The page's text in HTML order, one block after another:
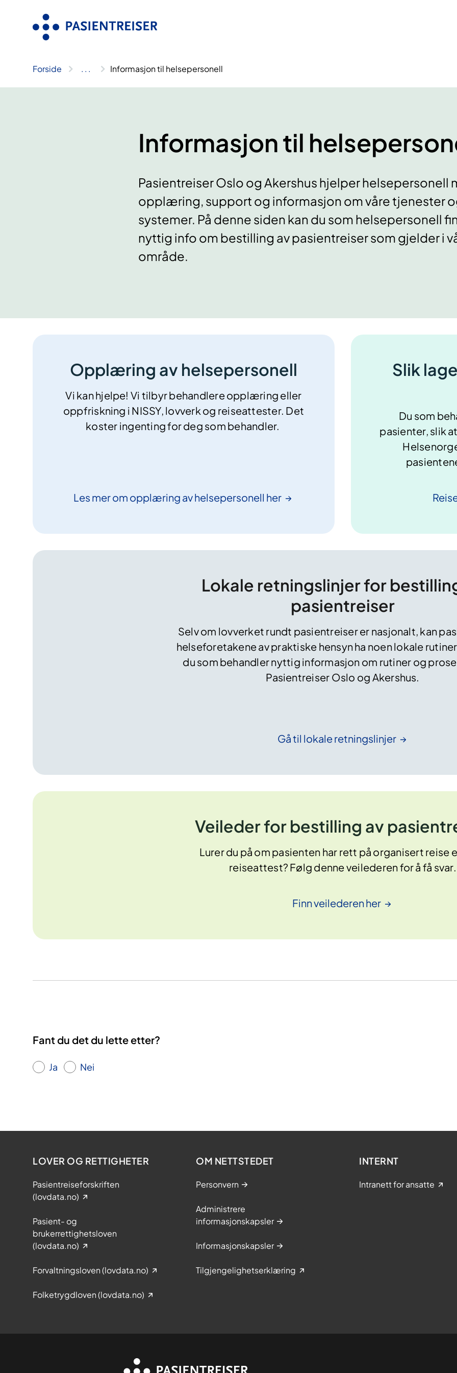
Forside .. . Informasjon til helsepersonell​
Informasjon til
Pasientreiser Oslo og Akershus hjelper helsepersonell
opplæring, support og informasjon om våre tjenester
systemer. På denne siden kan du som helsepersonell
nyttig info om bestilling av pasientreiser som gjelder i
område.
Opplæring av helsepersonell
Vi kan hjelpe! Vi tilbyr behandlere opplæring eller
oppfriskning i NISSY, lovverk og reiseattester. Det
koster ingenting for deg som behandler.
Les mer om opplæring av helsepersonell her
Slik
Du som
pasienter, slik at
Lokale retningslinjer for
pasientreiser
Selv om lovverket rundt pasientreiser er nasjonalt, kan
helseforetakene av praktiske hensyn ha noen lokale
du som behandler nyttig informasjon om rutiner og
Pasientreiser Oslo og Akershus.
Gå til lokaleretningslinjer
Veileder for bestilling av
Lurer du på om pasienten har rett på organisert reise
reiseattest? Følg denne veilederen for å få svar.
Finn veilederenher
Fant du det du lette etter?
Ja Nei
LOVER OG RETTIGHETER
Pasientreiseforskriften
(lovdata.no)
Pasient- og
brukerrettighetsloven
(lovdata.no)
Forvaltningsloven (lovdata.no)
Folketrygdloven (lovdata.no)
OM NETTSTEDET
Personvern
Administrere
informasjonskapsler
Informasjonskapsler
Tilgjengelighetserklæring
INTERNT
Intranett for ansatte